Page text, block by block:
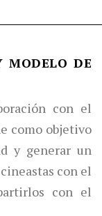
MODELO DE
con el
como objetivo
y generar un
con el
con el